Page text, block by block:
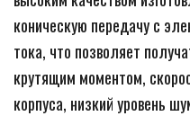
коническую передачу с
тока, что позволяет
крутящим моментом,
корпуса, низкий уровень